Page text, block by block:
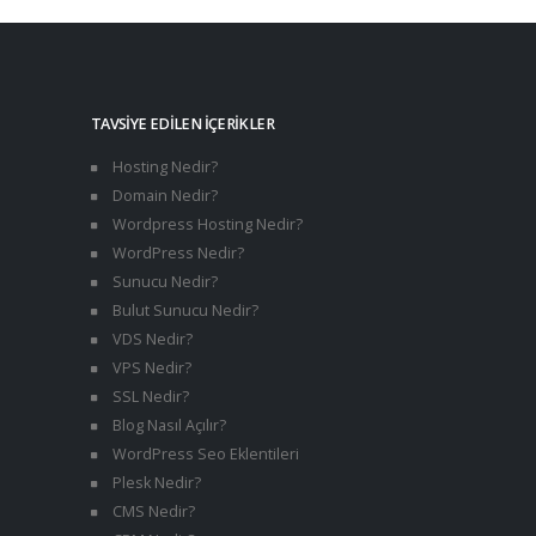
TAVSIYE EDILEN İÇERIKLER
Hosting Nedir?
Domain Nedir?
Wordpress Hosting Nedir?
WordPress Nedir?
Sunucu Nedir?
Bulut Sunucu Nedir?
VDS Nedir?
VPS Nedir?
SSL Nedir?
Blog Nasıl Açılır?
WordPress Seo Eklentileri
Plesk Nedir?
CMS Nedir?